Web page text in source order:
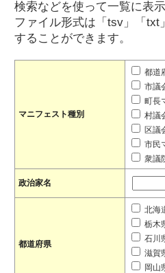
検索などを使って一覧に表
ファイル形式は「tsv」「txt
することができます。
マニフェスト種別
都道
市議
町長
村議
区議
市民
衆議
政治家名
都道府県
北海
栃木
石川
滋賀
岡山